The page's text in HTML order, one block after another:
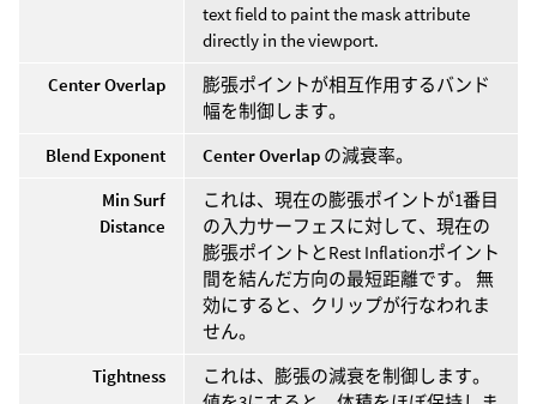
text field to paint the mask attribute
directly in the viewport.
Center Overlap
膨張ポイントが相互作用するバンド
幅を制御します。
Blend Exponent
Center Overlap の減衰率。
Min Surf
Distance
これは、現在の膨張ポイントが1番目
の入力サーフェスに対して、現在の
膨張ポイントとRest Inflationポイント
間を結んだ方向の最短距離です。 無
効にすると、クリップが行なわれま
せん。
Tightness
これは、膨張の減衰を制御します。